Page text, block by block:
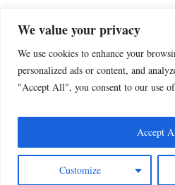
We value your privacy
We use cookies to enhance your
personalized ads or content, and
"Accept All", you consent to our use
Customize
Accept
SIGN UP FOR THE NEWSLETTER